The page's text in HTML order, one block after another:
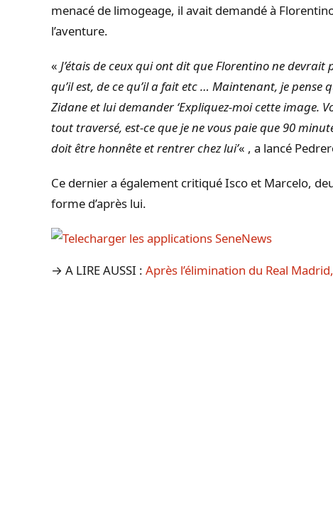
menacé de limogeage, il avait demandé à
l’aventure.
« J’étais de ceux qui ont dit que Florentino ne
qu’il est, de ce qu’il a fait etc … Maintenant, je pense
Zidane et lui demander ‘Expliquez-moi cette image.
tout traversé, est-ce que je ne vous paie que 90
doit être honnête et rentrer chez lui’« , a lancé
Ce dernier a également critiqué Isco et Marcelo,
forme d’après lui.
→ A LIRE AUSSI : Après l’élimination du Real